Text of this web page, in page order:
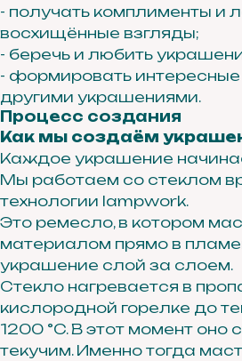
- получать комплименты и
восхищённые взгляды;
- беречь и любить
- формировать
другими украшениями.
Процесс создания
Как мы создаём
Каждое украшение
Мы работаем со стеклом
технологии lampwork.
Это ремесло, в котором
материалом прямо в
украшение слой за слоем.
Стекло нагревается в
кислородной горелке до
1200 °C. В этот момент оно
текучим. Именно тогда